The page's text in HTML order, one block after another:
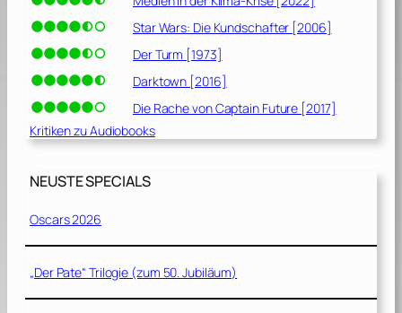
Star Wars: Die Kundschafter [2006]
Der Turm [1973]
Darktown [2016]
Die Rache von Captain Future [2017]
Kritiken zu Audiobooks
NEUSTE SPECIALS
Oscars 2026
„Der Pate“ Trilogie (zum 50. Jubiläum)